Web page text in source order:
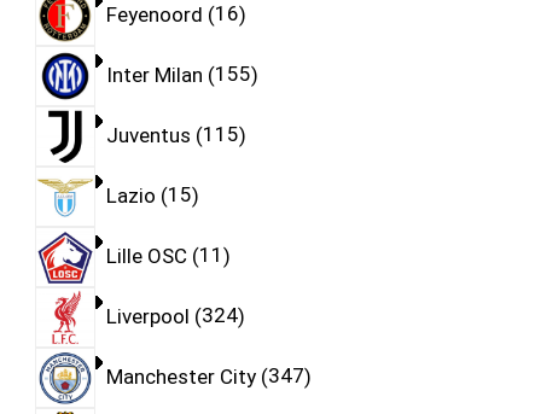
Feyenoord 16
Inter Milan 155
Juventus 115
Lazio 15
Lille OSC 11
Liverpool 324
Manchester City 347